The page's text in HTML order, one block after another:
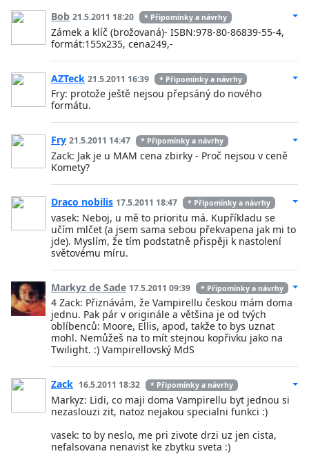
Bob 21.5.2011 18:20 * Připomínky a návrhy
Zámek a klíč (brožovaná)- ISBN:978-80-86839-55-4,
formát:155x235, cena249,-
AZTeck 21.5.2011 16:39 * Připomínky a návrhy
Fry: protože ještě nejsou přepsáný do nového
formátu.
Fry 21.5.2011 14:47 * Připomínky a návrhy
Zack: Jak je u MAM cena zbirky - Proč nejsou v ceně
Komety?
Draco nobilis 17.5.2011 18:47 * Připomínky a návrhy
vasek: Neboj, u mě to prioritu má. Kupříkladu se
učím mlčet (a jsem sama sebou překvapena jak mi to
jde). Myslím, že tím podstatně přispěji k nastolení
světovému míru.
Markyz de Sade 17.5.2011 09:39 * Připomínky a návrhy
4 Zack: Přiznávám, že Vampirellu českou mám doma
jednu. Pak pár v originále a většina je od tvých
oblíbenců: Moore, Ellis, apod, takže to bys uznat
mohl. Nemůžeš na to mít stejnou kopřivku jako na
Twilight. :) Vampirellovský MdS
Zack 16.5.2011 18:32 * Připomínky a návrhy
Markyz: Lidi, co maji doma Vampirellu byt jednou si
nezaslouzi zit, natoz nejakou specialni funkci :)
vasek: to by neslo, me pri zivote drzi uz jen cista,
nefalsovana nenavist ke zbytku sveta :)